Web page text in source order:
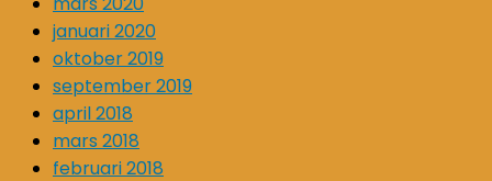
januari 2020
oktober 2019
september 2019
april 2018
mars 2018
februari 2018